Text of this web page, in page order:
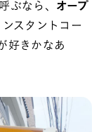
ぶなら、 オープ
ンスタントコー
好きかなあ